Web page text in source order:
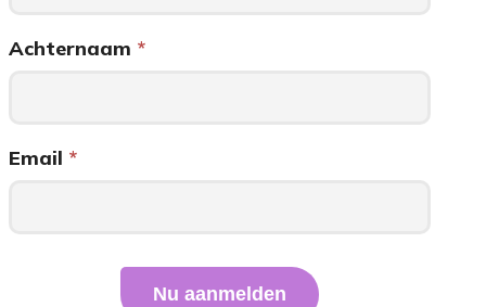
Achternaam *
Email *
Nu aanmelden